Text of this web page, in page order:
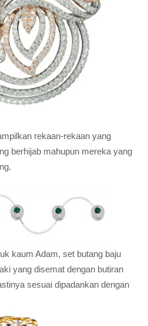
rekaan-rekaan yang
berhijab mahupun mereka yang
kaum Adam, set butang baju
yang disemat dengan butiran
sesuai dipadankan dengan